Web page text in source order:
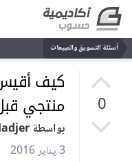
أسئلة التسويق والمبيعات
0
كيف أقيس
منتجي
بواسطة Hadjer
3 يناير 2016